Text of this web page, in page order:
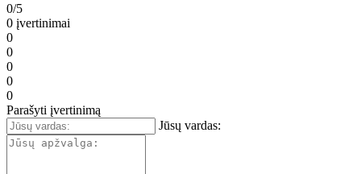
0/5
0 įvertinimai
0
0
0
0
0
Parašyti įvertinimą
Jūsų vardas: